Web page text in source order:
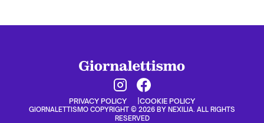
PRIVACY POLICY COOKIE POLICY
GIORNALETTISMO COPYRIGHT © 2026 BY NEXILIA. ALL RIGHTS
RESERVED